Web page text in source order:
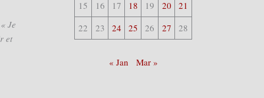
« Je
et
15
16 17 18 19 20
21
22
23 24 25 26 27 28
« Jan Mar »